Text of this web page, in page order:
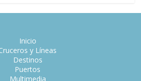
Inicio
y Líneas
Destinos
Puertos
Multimedia